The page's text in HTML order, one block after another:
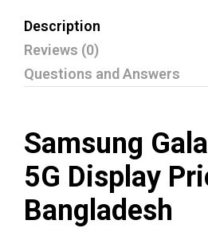
Description
Reviews (0)
Questions and Answers
Samsung
5G Display
Bangladesh